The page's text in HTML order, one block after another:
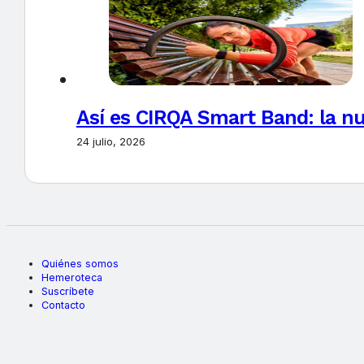
Así es CIRQA Smart Band: la
24 julio, 2026
Quiénes somos
Hemeroteca
Suscríbete
Contacto